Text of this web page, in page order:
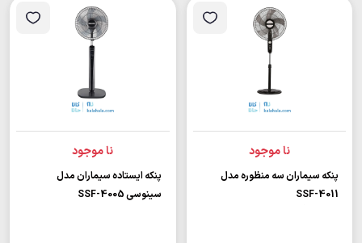
نا موجود
پنکه سیماران سه منظوره مدل
SSF-4011
نا موجود
پنکه ایستاده سیماران مدل
سینوسی SSF-4005